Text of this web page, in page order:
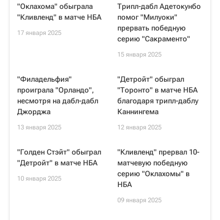
"Оклахома" обыграла
"Кливленд" в матче НБА
17 января 2025
Трипл-дабл Адетокунбо
помог "Милуоки"
прервать победную
серию "Сакраменто"
15 января 2025
"Филадельфия"
проиграла "Орландо",
несмотря на дабл-дабл
Джорджа
13 января 2025
"Детройт" обыграл
"Торонто" в матче НБА
благодаря трипл-даблу
Каннингема
12 января 2025
"Голден Стэйт" обыграл
"Детройт" в матче НБА
10 января 2025
"Кливленд" прервал 10-
матчевую победную
серию "Оклахомы" в
НБА
09 января 2025